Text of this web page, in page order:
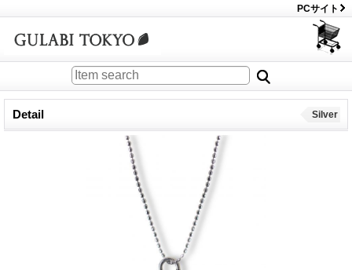
PCサイト
Detail Silver